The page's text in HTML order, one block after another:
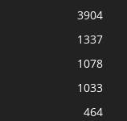
3904
1337
1078
1033
464